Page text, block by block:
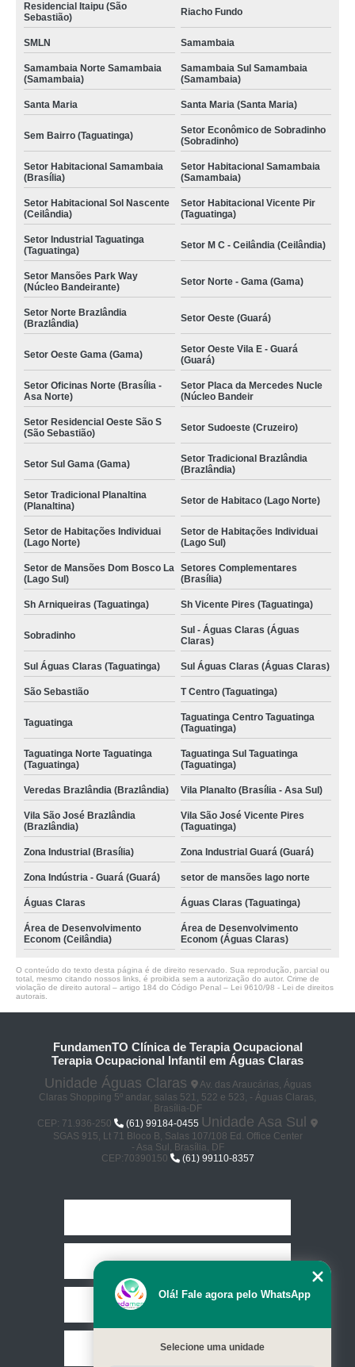
Residencial Itaipu (São
Sebastião)
Riacho Fundo
SMLN Samambaia
Samambaia Norte Samambaia
(Samambaia)
Samambaia Sul Samambaia
(Samambaia)
Santa Maria Santa Maria (Santa Maria)
Sem Bairro (Taguatinga)
Setor Econômico de Sobradinho
(Sobradinho)
Setor Habitacional Samambaia
(Brasília)
Setor Habitacional Samambaia
(Samambaia)
Setor Habitacional Sol Nascente
(Ceilândia)
Setor Habitacional Vicente Pir
(Taguatinga)
Setor Industrial Taguatinga
(Taguatinga)
Setor M C - Ceilândia (Ceilândia)
Setor Mansões Park Way
(Núcleo Bandeirante)
Setor Norte - Gama (Gama)
Setor Norte Brazlândia
(Brazlândia)
Setor Oeste (Guará)
Setor Oeste Gama (Gama)
Setor Oeste Vila E - Guará
(Guará)
Setor Oficinas Norte (Brasília -
Asa Norte)
Setor Placa da Mercedes Nucle
(Núcleo Bandeir
Setor Residencial Oeste São S
(São Sebastião)
Setor Sudoeste (Cruzeiro)
Setor Sul Gama (Gama)
Setor Tradicional Brazlândia
(Brazlândia)
Setor Tradicional Planaltina
(Planaltina)
Setor de Habitaco (Lago Norte)
Setor de Habitações Individuai
(Lago Norte)
Setor de Habitações Individuai
(Lago Sul)
Setor de Mansões Dom Bosco La
(Lago Sul)
Setores Complementares
(Brasília)
Sh Arniqueiras (Taguatinga) Sh Vicente Pires (Taguatinga)
Sobradinho
Sul - Águas Claras (Águas
Claras)
Sul Águas Claras (Taguatinga) Sul Águas Claras (Águas Claras)
São Sebastião T Centro (Taguatinga)
Taguatinga
Taguatinga Centro Taguatinga
(Taguatinga)
Taguatinga Norte Taguatinga
(Taguatinga)
Taguatinga Sul Taguatinga
(Taguatinga)
Veredas Brazlândia (Brazlândia) Vila Planalto (Brasília - Asa Sul)
Vila São José Brazlândia
(Brazlândia)
Vila São José Vicente Pires
(Taguatinga)
Zona Industrial (Brasília) Zona Industrial Guará (Guará)
Zona Indústria - Guará (Guará) setor de mansões lago norte
Águas Claras Águas Claras (Taguatinga)
Área de Desenvolvimento
Econom (Ceilândia)
Área de Desenvolvimento
Econom (Águas Claras)
O conteúdo do texto desta página é de direito reservado. Sua reprodução, parcial ou
total, mesmo citando nossos links, é proibida sem a autorização do autor. Crime de
violação de direito autoral – artigo 184 do Código Penal – Lei 9610/98 - Lei de direitos
autorais
FundamenTO Clínica de Terapia Ocupacional
Terapia Ocupacional Infantil em Águas Claras
Unidade Águas Claras
Av. das Araucárias, Águas
Claras Shopping 5º andar, salas 521, 522 e 523, - Águas Claras,
Brasília-DF
CEP: 71.936-250
(61) 99184-0455 Unidade Asa Sul
SGAS 915, Lt 71 Bloco B, Salas 107/108 Ed. Office Center
- Asa Sul, Brasília, DF
CEP:70390150
(61) 99110-8357
Empresa
Serviços
Olá! Fale agora pelo WhatsApp
Selecione uma unidade